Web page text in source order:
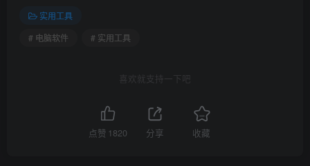
实用工具
# 电脑软件
# 实用工具
喜欢就支持一下吧
点赞 1820 分享 收藏